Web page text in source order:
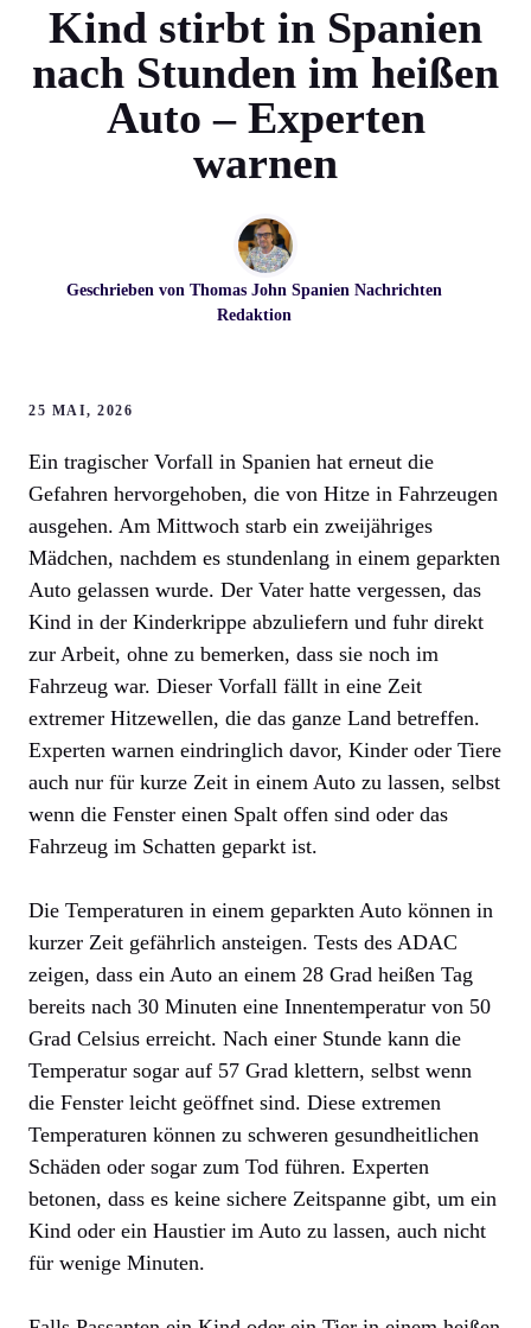
Kind stirbt in Spanien
nach Stunden im heißen
Auto – Experten
warnen
Geschrieben von Thomas John Spanien Nachrichten
Redaktion
25 MAI, 2026
Ein tragischer Vorfall in Spanien hat erneut die
Gefahren hervorgehoben, die von Hitze in Fahrzeugen
ausgehen. Am Mittwoch starb ein zweijähriges
Mädchen, nachdem es stundenlang in einem geparkten
Auto gelassen wurde. Der Vater hatte vergessen, das
Kind in der Kinderkrippe abzuliefern und fuhr direkt
zur Arbeit, ohne zu bemerken, dass sie noch im
Fahrzeug war. Dieser Vorfall fällt in eine Zeit
extremer Hitzewellen, die das ganze Land betreffen.
Experten warnen eindringlich davor, Kinder oder Tiere
auch nur für kurze Zeit in einem Auto zu lassen, selbst
wenn die Fenster einen Spalt offen sind oder das
Fahrzeug im Schatten geparkt ist.
Die Temperaturen in einem geparkten Auto können in
kurzer Zeit gefährlich ansteigen. Tests des ADAC
zeigen, dass ein Auto an einem 28 Grad heißen Tag
bereits nach 30 Minuten eine Innentemperatur von 50
Grad Celsius erreicht. Nach einer Stunde kann die
Temperatur sogar auf 57 Grad klettern, selbst wenn
die Fenster leicht geöffnet sind. Diese extremen
Temperaturen können zu schweren gesundheitlichen
Schäden oder sogar zum Tod führen. Experten
betonen, dass es keine sichere Zeitspanne gibt, um ein
Kind oder ein Haustier im Auto zu lassen, auch nicht
für wenige Minuten.